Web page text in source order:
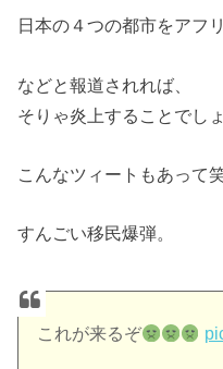
日本の４つの都市をアフ
などと報道されれば、
そりゃ炎上することでしょ
こんなツィートもあって
すんごい移民爆弾。
これが来るぞ